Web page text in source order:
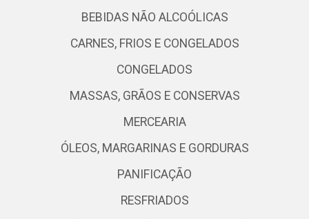
BEBIDAS NÃO ALCOÓLICAS
CARNES, FRIOS E CONGELADOS
CONGELADOS
MASSAS, GRÃOS E CONSERVAS
MERCEARIA
ÓLEOS, MARGARINAS E GORDURAS
PANIFICAÇÃO
RESFRIADOS